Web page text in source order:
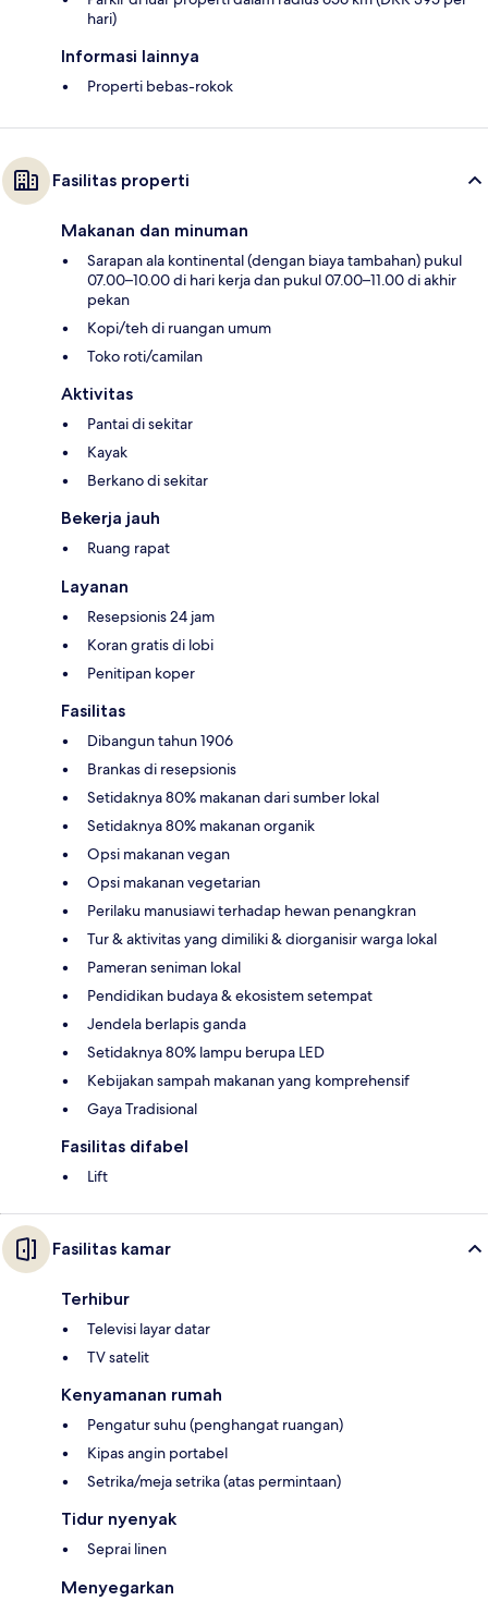
hari)
Informasi lainnya
Properti bebas-rokok
Fasilitas properti
Makanan dan minuman
Sarapan ala kontinental (dengan biaya tambahan) pukul
07.00–10.00 di hari kerja dan pukul 07.00–11.00 di akhir
pekan
Kopi/teh di ruangan umum
Toko roti/camilan
Aktivitas
Pantai di sekitar
Kayak
Berkano di sekitar
Bekerja jauh
Ruang rapat
Layanan
Resepsionis 24 jam
Koran gratis di lobi
Penitipan koper
Fasilitas
Dibangun tahun 1906
Brankas di resepsionis
Setidaknya 80% makanan dari sumber lokal
Setidaknya 80% makanan organik
Opsi makanan vegan
Opsi makanan vegetarian
Perilaku manusiawi terhadap hewan penangkran
Tur & aktivitas yang dimiliki & diorganisir warga lokal
Pameran seniman lokal
Pendidikan budaya & ekosistem setempat
Jendela berlapis ganda
Setidaknya 80% lampu berupa LED
Kebijakan sampah makanan yang komprehensif
Gaya Tradisional
Fasilitas difabel
Lift
Fasilitas kamar
Terhibur
Televisi layar datar
TV satelit
Kenyamanan rumah
Pengatur suhu (penghangat ruangan)
Kipas angin portabel
Setrika/meja setrika (atas permintaan)
Tidur nyenyak
Seprai linen
Menyegarkan